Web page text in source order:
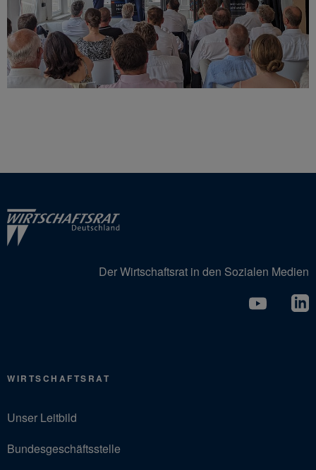
Der Wirtschaftsrat in den Sozialen Medien
WIRTSCHAFTSRAT
Unser Leitbild
Bundesgeschäftsstelle